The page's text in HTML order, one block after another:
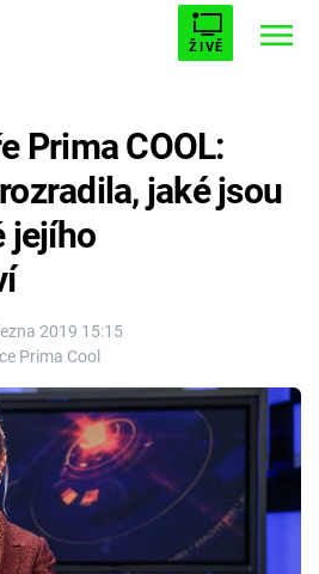
ŽIVĚ
AVENGERS 5
2019 15:15
Prima Cool
Prima COOL:
jaké jsou
jejího